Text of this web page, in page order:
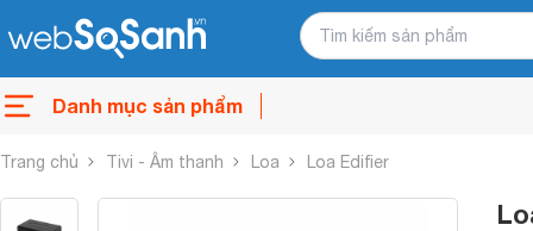
Danh mục sản phẩm
Trang chủ Tivi - Âm thanh Loa Loa Edifier